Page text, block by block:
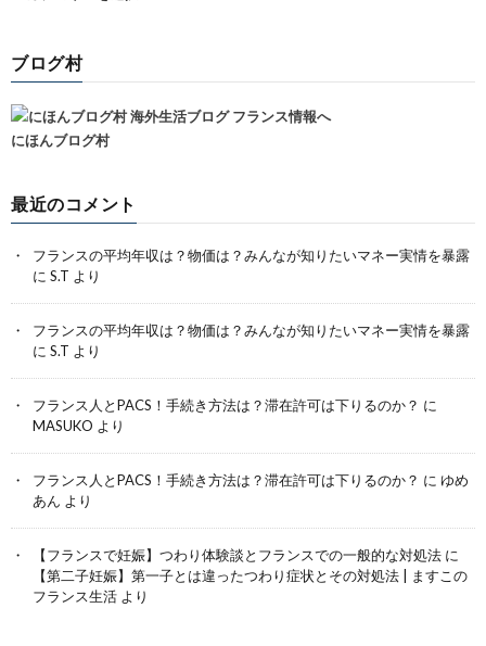
ブログ村
にほんブログ村
最近のコメント
フランスの平均年収は？物価は？みんなが知りたいマネー実情を暴露
に S.T より
フランスの平均年収は？物価は？みんなが知りたいマネー実情を暴露
に S.T より
フランス人とPACS！手続き方法は？滞在許可は下りるのか？ に
MASUKO より
フランス人とPACS！手続き方法は？滞在許可は下りるのか？ に ゆめ
あん より
【フランスで妊娠】つわり体験談とフランスでの一般的な対処法 に
【第二子妊娠】第一子とは違ったつわり症状とその対処法 | ますこの
フランス生活 より